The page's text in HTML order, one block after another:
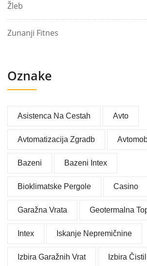
Žleb
Zunanji Fitnes
Oznake
Asistenca Na Cestah Avto
Avtomatizacija Zgradb
Bazeni Bazeni Intex
Bioklimatske Pergole Casino
Garažna Vrata Geotermalna
Intex Iskanje Nepremičnine
Izbira Garažnih Vrat Izbira Čistil